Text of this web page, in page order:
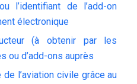
l’identifiant de l’add-on
électronique
(à obtenir par les
ou d’add-ons auprès
l’aviation civile grâce au